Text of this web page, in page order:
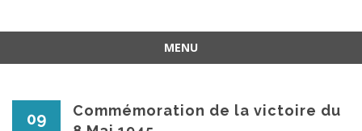
MENU
09
Commémoration de la victoire du